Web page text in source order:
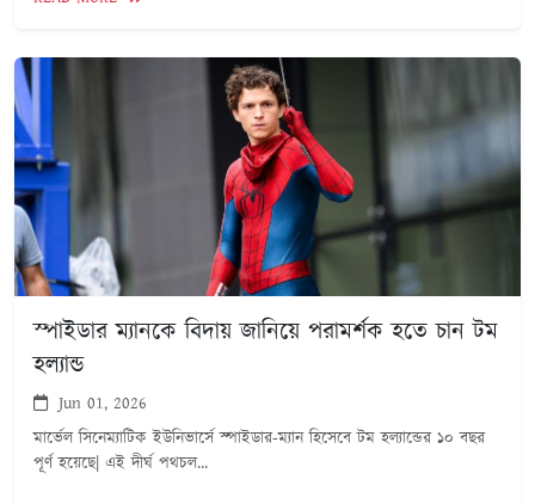
স্পাইডার ম্যানকে বিদায় জানিয়ে পরামর্শক হতে চান টম
হল্যান্ড
Jun 01, 2026
মার্ভেল সিনেম্যাটিক ইউনিভার্সে স্পাইডার-ম্যান হিসেবে টম হল্যান্ডের ১০ বছর
পূর্ণ হয়েছে| এই দীর্ঘ পথচল...